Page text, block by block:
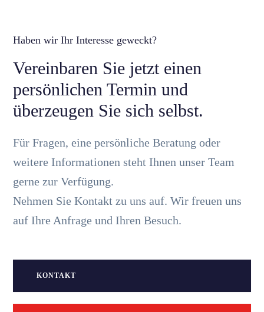
Haben wir Ihr Interesse geweckt?
Vereinbaren Sie jetzt einen
persönlichen Termin und
überzeugen Sie sich selbst.
Für Fragen, eine persönliche Beratung oder
weitere Informationen steht Ihnen unser Team
gerne zur Verfügung.
Nehmen Sie Kontakt zu uns auf. Wir freuen uns
auf Ihre Anfrage und Ihren Besuch.
KONTAKT